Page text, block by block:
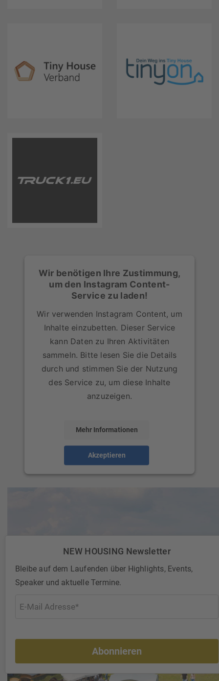
Wir benötigen Ihre Zustimmung,
um den Instagram Content-
Service zu laden!
Wir verwenden Instagram Content, um
Inhalte einzubetten. Dieser Service
kann Daten zu Ihren Aktivitäten
sammeln. Bitte lesen Sie die Details
durch und stimmen Sie der Nutzung
des Service zu, um diese Inhalte
anzuzeigen.
Mehr Informationen
Akzeptieren
NEW HOUSING Newsletter
Bleibe auf dem Laufenden über Highlights, Events,
Speaker und aktuelle Termine.
Abonnieren